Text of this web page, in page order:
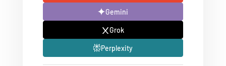
Gemini
Grok
Perplexity